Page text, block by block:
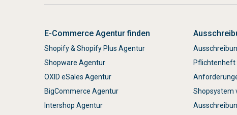
E-Commerce Agentur finden
Shopify & Shopify Plus Agentur
Shopware Agentur
OXID eSales Agentur
BigCommerce Agentur
Intershop Agentur
Pflichtenheft
Shopsystem